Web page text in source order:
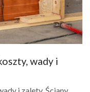
wady i